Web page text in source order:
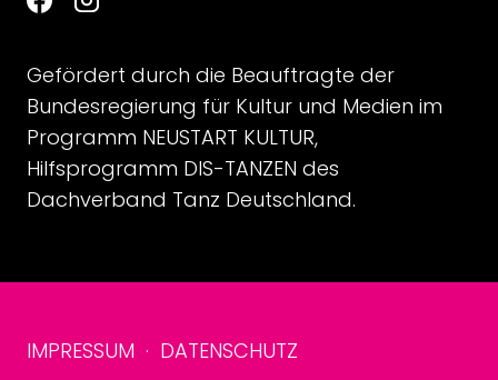
Gefördert durch die Beauftragte der
Bundesregierung für Kultur und Medien im
Programm NEUSTART KULTUR,
Hilfsprogramm DIS-TANZEN des
Dachverband Tanz Deutschland.
IMPRESSUM · DATENSCHUTZ